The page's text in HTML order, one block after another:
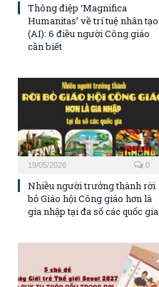
Thông điệp ‘Magnifica
Humanitas’ về trí tuệ nhân tạo
(AI): 6 điều người Công giáo
cần biết
19/05/2026 0
Nhiều người trưởng thành rời
bỏ Giáo hội Công giáo hơn là
gia nhập tại đa số các quốc gia